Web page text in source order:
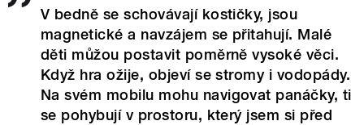
V bedně se schovávají kostičky, jsou
magnetické a navzájem se přitahují. Malé
děti můžou postavit poměrně vysoké věci.
Když hra ožije, objeví se stromy i vodopády.
Na svém mobilu mohu navigovat panáčky, ti
se pohybují v prostoru, který jsem si před